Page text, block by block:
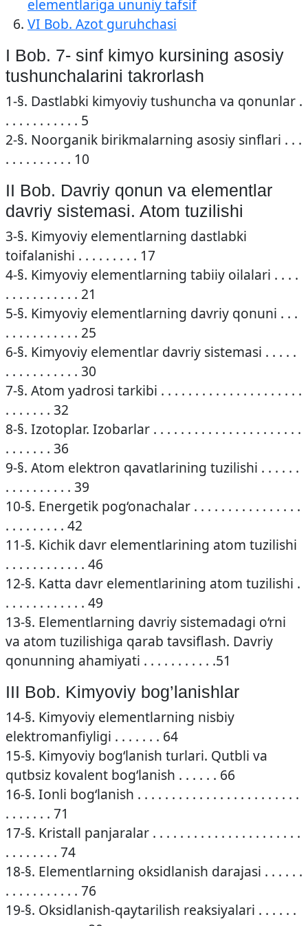
elementlariga ununiy tafsif
VI Bob. Azot guruhchasi
I Bob. 7- sinf kimyo kursining asosiy
tushunchalarini takrorlash
1-§. Dastlabki kimyoviy tushuncha va qonunlar .
. . . . . . . . . . . 5
2-§. Noorganik birikmalarning asosiy sinflari . . .
. . . . . . . . . . 10
II Bob. Davriy qonun va elementlar
davriy sistemasi. Atom tuzilishi
3-§. Kimyoviy elementlarning dastlabki
toifalanishi . . . . . . . . . 17
4-§. Kimyoviy elementlarning tabiiy oilalari . . . .
. . . . . . . . . . . 21
5-§. Kimyoviy elementlarning davriy qonuni . . .
. . . . . . . . . . . 25
6-§. Kimyoviy elementlar davriy sistemasi . . . . .
. . . . . . . . . . . 30
7-§. Atom yadrosi tarkibi . . . . . . . . . . . . . . . . . . . . .
. . . . . . . 32
8-§. Izotoplar. Izobarlar . . . . . . . . . . . . . . . . . . . . . .
. . . . . . . 36
9-§. Atom elektron qavatlarining tuzilishi . . . . . .
. . . . . . . . . . 39
10-§. Energetik pog‘onachalar . . . . . . . . . . . . . . . .
. . . . . . . . . 42
11-§. Kichik davr elementlarining atom tuzilishi
. . . . . . . . . . . . 46
12-§. Katta davr elementlarining atom tuzilishi .
. . . . . . . . . . . . 49
13-§. Elementlarning davriy sistemadagi o‘rni
va atom tuzilishiga qarab tavsiflash. Davriy
qonunning ahamiyati . . . . . . . . . . .51
III Bob. Kimyoviy bog’lanishlar
14-§. Kimyoviy elementlarning nisbiy
elektromanfiyligi . . . . . . . 64
15-§. Kimyoviy bog‘lanish turlari. Qutbli va
qutbsiz kovalent bog‘lanish . . . . . . 66
16-§. Ionli bog‘lanish . . . . . . . . . . . . . . . . . . . . . . . .
. . . . . . . 71
17-§. Kristall panjaralar . . . . . . . . . . . . . . . . . . . . . .
. . . . . . . . 74
18-§. Elementlarning oksidlanish darajasi . . . . . .
. . . . . . . . . . . 76
19-§. Oksidlanish-qaytarilish reaksiyalari . . . . . .